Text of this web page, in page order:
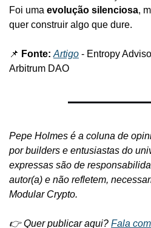
Foi uma evolução silenciosa,
quer construir algo que dure.
📌 Fonte: Artigo - Entropy
Arbitrum DAO
Pepe Holmes é a coluna de
por builders e entusiastas do
expressas são de
autor(a) e não refletem,
Modular Crypto.
👉 Quer publicar aqui? Fala